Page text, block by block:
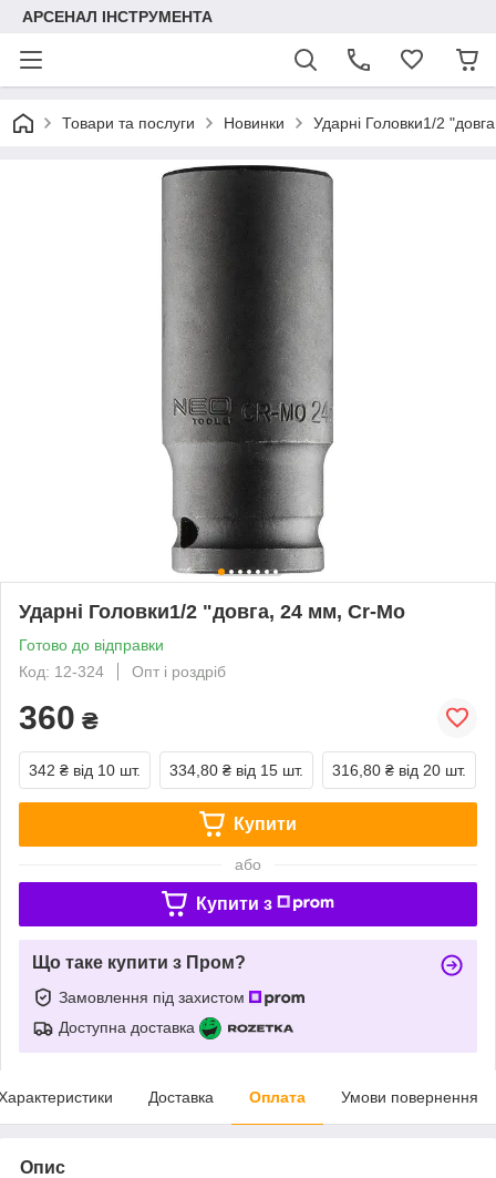
АРСЕНАЛ ІНСТРУМЕНТА
Товари та послуги Новинки Ударні Головки1/2
Ударні Головки1/2 "довга, 24 мм, Cr-Mo
Готово до відправки
Код: 12-324
Опт і роздріб
360 ₴
342 ₴ від 10 шт. 334,80 ₴ від 15 шт. 316,80 ₴ від 20 шт.
Купити
або
Купити з
Що таке купити з Пром?
Замовлення під захистом
Доступна доставка
Доставка Оплата Умови повернення
Опис